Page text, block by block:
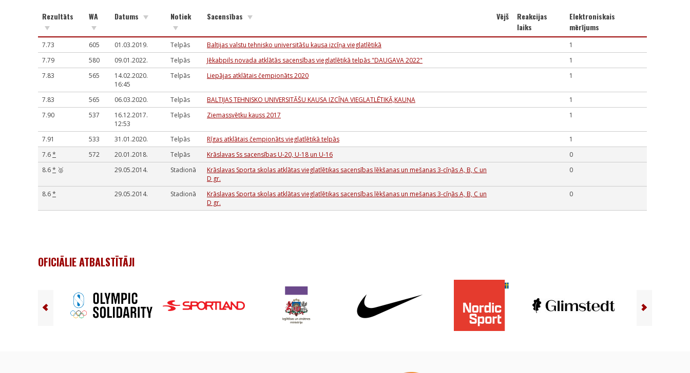
Rezultāts WA Datums Notiek Sacensības Vējš
Reakcijas
laiks
Elektroniskais
mērījums
7.73 605 01.03.2019. Telpās Baltijas valstu tehnisko universitāšu kausa izcīņa vieglatlētikā
1
7.79
580 09.01.2022. Telpās Jēkabpils novada atklātās sacensības vieglatlētikā telpās "DAUGAVA 2022"
1
7.83
565
14.02.2020.
16:45
Telpās Liepājas atklātais čempionāts 2020 1
7.83 565 06.03.2020. Telpās BALTIJAS TEHNISKO UNIVERSITĀŠU KAUSA IZCĪŅA VIEGLATLĒTIKĀ,KAUŅA
1
7.90
537
16.12.2017.
12:53
Telpās Ziemassvētku kauss 2017 1
7.91 533 31.01.2020. Telpās Rīgas atklātais čempionāts vieglatlētikā telpās
1
7.6* 572 20.01.2018. Telpās Krāslavas Ss sacensības U-20, U-18 un U-16
0
8.6* 🥈 29.05.2014. Stadionā
Krāslavas Sporta skolas atklātas vieglatlētikas sacensības lēkšanas un mešanas 3-cīņās A, B, C un
D gr.
0
8.6* 29.05.2014. Stadionā
Krāslavas Sporta skolas atklātas vieglatlētikas sacensības lēkšanas un mešanas 3-cīņās A, B, C un
D gr.
0
OFICIĀLIE ATBALSTĪTĀJI